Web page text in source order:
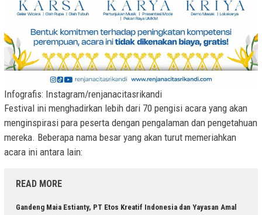
Infografis: Instagram/renjanacitasrikandi
Festival ini menghadirkan lebih dari 70 pengisi acara yang akan
menginspirasi para peserta dengan pengalaman dan pengetahuan
mereka. Beberapa nama besar yang akan turut memeriahkan
acara ini antara lain:
READ MORE
Gandeng Maia Estianty, PT Etos Kreatif Indonesia dan Yayasan Amal